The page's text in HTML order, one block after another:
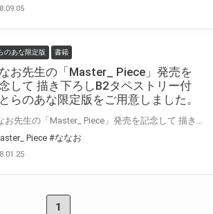
のあな限定版 書籍
お先生の「Master_ Piece」発売を
して 描き下ろしB2タペストリー付
らのあな限定版をご用意しました。
Piece#ななお
1